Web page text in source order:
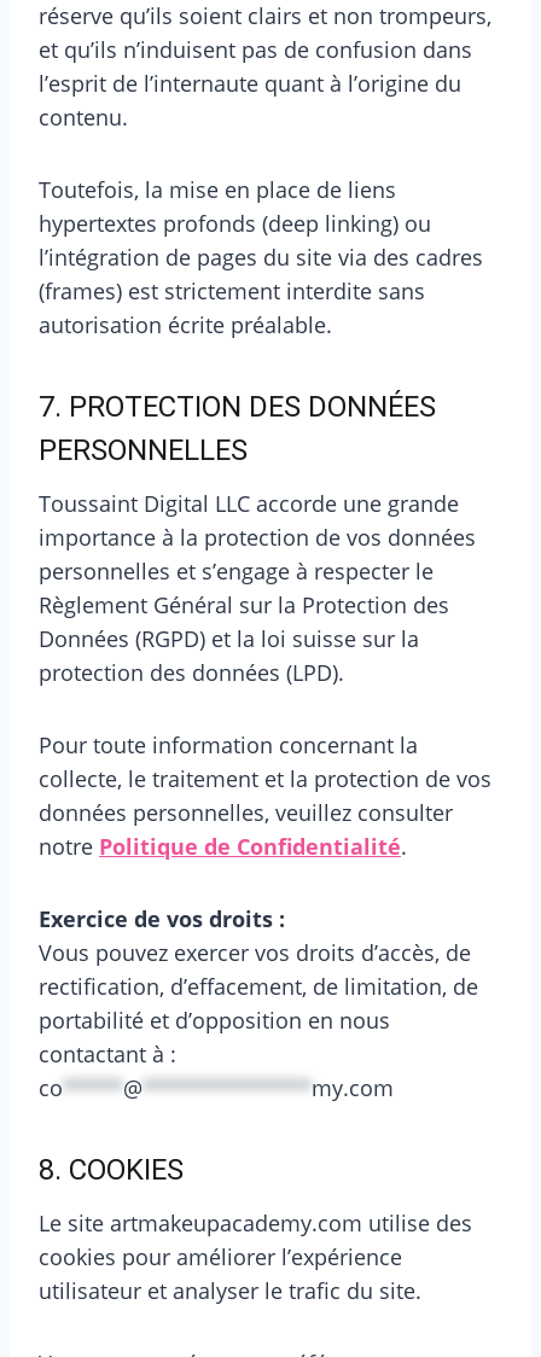
réserve qu’ils soient clairs et non trompeurs,
et qu’ils n’induisent pas de confusion dans
l’esprit de l’internaute quant à l’origine du
contenu.
Toutefois, la mise en place de liens
hypertextes profonds (deep linking) ou
l’intégration de pages du site via des cadres
(frames) est strictement interdite sans
autorisation écrite préalable.
7. PROTECTION DES DONNÉES
PERSONNELLES
Toussaint Digital LLC accorde une grande
importance à la protection de vos données
personnelles et s’engage à respecter le
Règlement Général sur la Protection des
Données (RGPD) et la loi suisse sur la
protection des données (LPD).
Pour toute information concernant la
collecte, le traitement et la protection de vos
données personnelles, veuillez consulter
notre Politique de Confidentialité.
Exercice de vos droits :
Vous pouvez exercer vos droits d’accès, de
rectification, d’effacement, de limitation, de
portabilité et d’opposition en nous
contactant à :
co*****@**************my.com
8. COOKIES
Le site artmakeupacademy.com utilise des
cookies pour améliorer l’expérience
utilisateur et analyser le trafic du site.